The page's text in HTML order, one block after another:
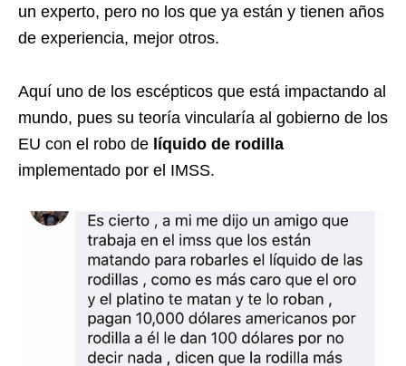
un experto, pero no los que ya están y tienen años
de experiencia, mejor otros.
Aquí uno de los escépticos que está impactando al
mundo, pues su teoría vincularía al gobierno de los
EU con el robo de líquido de rodilla
implementado por el IMSS.